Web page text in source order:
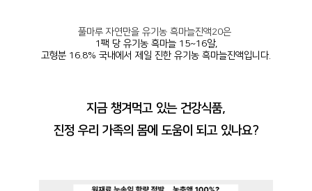
풀마루 자연만을 유기농 흑마늘진액20은
1팩 당 유기농 흑마늘 15~16알,
고형분 16.8% 국내에서 제일 진한 유기농 흑마늘진액입니다.
지금 챙겨먹고 있는 건강식품,
진정 우리 가족의 몸에 도움이 되고 있나요?